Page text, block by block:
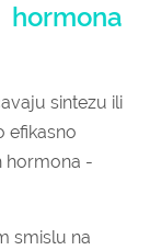
sintezu ili
efikasno
hormona -
smislu na